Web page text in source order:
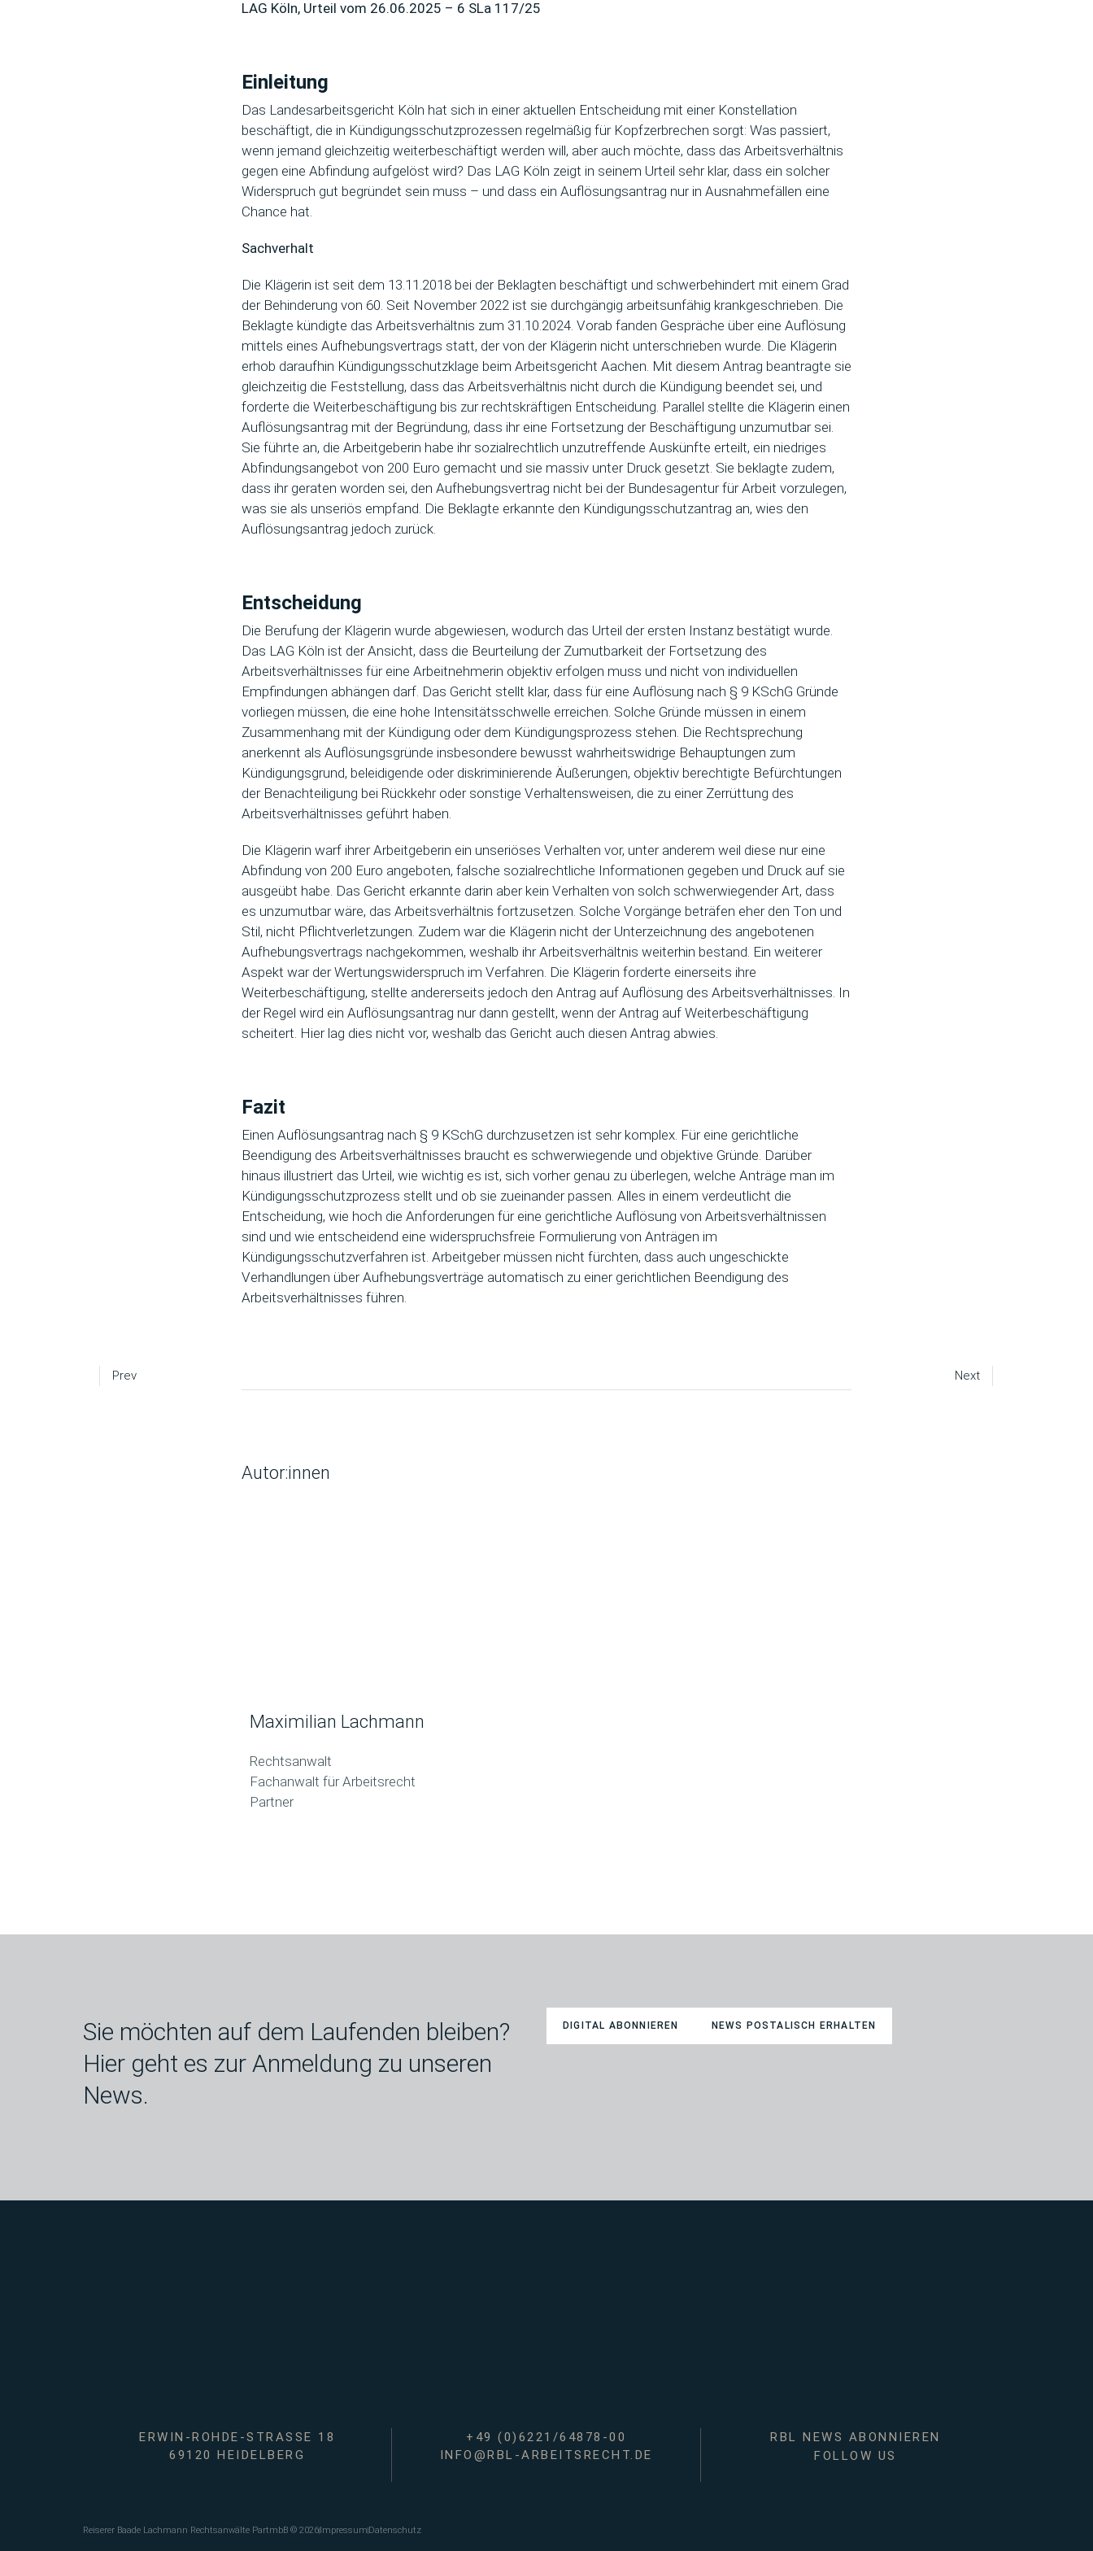
LAG Köln, Urteil vom 26.06.2025 – 6 SLa 117/25
Einleitung
Das Landesarbeitsgericht Köln hat sich in einer aktuellen Entscheidung mit einer Konstellation
beschäftigt, die in Kündigungsschutzprozessen regelmäßig für Kopfzerbrechen sorgt: Was passiert,
wenn jemand gleichzeitig weiterbeschäftigt werden will, aber auch möchte, dass das Arbeitsverhältnis
gegen eine Abfindung aufgelöst wird? Das LAG Köln zeigt in seinem Urteil sehr klar, dass ein solcher
Widerspruch gut begründet sein muss – und dass ein Auflösungsantrag nur in Ausnahmefällen eine
Chance hat.
Sachverhalt
Die Klägerin ist seit dem 13.11.2018 bei der Beklagten beschäftigt und schwerbehindert mit einem Grad
der Behinderung von 60. Seit November 2022 ist sie durchgängig arbeitsunfähig krankgeschrieben. Die
Beklagte kündigte das Arbeitsverhältnis zum 31.10.2024. Vorab fanden Gespräche über eine Auflösung
mittels eines Aufhebungsvertrags statt, der von der Klägerin nicht unterschrieben wurde. Die Klägerin
erhob daraufhin Kündigungsschutzklage beim Arbeitsgericht Aachen. Mit diesem Antrag beantragte sie
gleichzeitig die Feststellung, dass das Arbeitsverhältnis nicht durch die Kündigung beendet sei, und
forderte die Weiterbeschäftigung bis zur rechtskräftigen Entscheidung. Parallel stellte die Klägerin einen
Auflösungsantrag mit der Begründung, dass ihr eine Fortsetzung der Beschäftigung unzumutbar sei.
Sie führte an, die Arbeitgeberin habe ihr sozialrechtlich unzutreffende Auskünfte erteilt, ein niedriges
Abfindungsangebot von 200 Euro gemacht und sie massiv unter Druck gesetzt. Sie beklagte zudem,
dass ihr geraten worden sei, den Aufhebungsvertrag nicht bei der Bundesagentur für Arbeit vorzulegen,
was sie als unseriös empfand. Die Beklagte erkannte den Kündigungsschutzantrag an, wies den
Auflösungsantrag jedoch zurück.
Entscheidung
Die Berufung der Klägerin wurde abgewiesen, wodurch das Urteil der ersten Instanz bestätigt wurde.
Das LAG Köln ist der Ansicht, dass die Beurteilung der Zumutbarkeit der Fortsetzung des
Arbeitsverhältnisses für eine Arbeitnehmerin objektiv erfolgen muss und nicht von individuellen
Empfindungen abhängen darf. Das Gericht stellt klar, dass für eine Auflösung nach § 9 KSchG Gründe
vorliegen müssen, die eine hohe Intensitätsschwelle erreichen. Solche Gründe müssen in einem
Zusammenhang mit der Kündigung oder dem Kündigungsprozess stehen. Die Rechtsprechung
anerkennt als Auflösungsgründe insbesondere bewusst wahrheitswidrige Behauptungen zum
Kündigungsgrund, beleidigende oder diskriminierende Äußerungen, objektiv berechtigte Befürchtungen
der Benachteiligung bei Rückkehr oder sonstige Verhaltensweisen, die zu einer Zerrüttung des
Arbeitsverhältnisses geführt haben.
Die Klägerin warf ihrer Arbeitgeberin ein unseriöses Verhalten vor, unter anderem weil diese nur eine
Abfindung von 200 Euro angeboten, falsche sozialrechtliche Informationen gegeben und Druck auf sie
ausgeübt habe. Das Gericht erkannte darin aber kein Verhalten von solch schwerwiegender Art, dass
es unzumutbar wäre, das Arbeitsverhältnis fortzusetzen. Solche Vorgänge beträfen eher den Ton und
Stil, nicht Pflichtverletzungen. Zudem war die Klägerin nicht der Unterzeichnung des angebotenen
Aufhebungsvertrags nachgekommen, weshalb ihr Arbeitsverhältnis weiterhin bestand. Ein weiterer
Aspekt war der Wertungswiderspruch im Verfahren. Die Klägerin forderte einerseits ihre
Weiterbeschäftigung, stellte andererseits jedoch den Antrag auf Auflösung des Arbeitsverhältnisses. In
der Regel wird ein Auflösungsantrag nur dann gestellt, wenn der Antrag auf Weiterbeschäftigung
scheitert. Hier lag dies nicht vor, weshalb das Gericht auch diesen Antrag abwies.
Fazit
Einen Auflösungsantrag nach § 9 KSchG durchzusetzen ist sehr komplex. Für eine gerichtliche
Beendigung des Arbeitsverhältnisses braucht es schwerwiegende und objektive Gründe. Darüber
hinaus illustriert das Urteil, wie wichtig es ist, sich vorher genau zu überlegen, welche Anträge man im
Kündigungsschutzprozess stellt und ob sie zueinander passen. Alles in einem verdeutlicht die
Entscheidung, wie hoch die Anforderungen für eine gerichtliche Auflösung von Arbeitsverhältnissen
sind und wie entscheidend eine widerspruchsfreie Formulierung von Anträgen im
Kündigungsschutzverfahren ist. Arbeitgeber müssen nicht fürchten, dass auch ungeschickte
Verhandlungen über Aufhebungsverträge automatisch zu einer gerichtlichen Beendigung des
Arbeitsverhältnisses führen.
Prev Next
Autor:innen
Maximilian Lachmann
Rechtsanwalt
Fachanwalt für Arbeitsrecht
Partner
Sie möchten auf dem Laufenden bleiben?
Hier geht es zur Anmeldung zu unseren
News.
DIGITAL ABONNIEREN NEWS POSTALISCH ERHALTEN
ERWIN-ROHDE-STRASSE 18
69120 HEIDELBERG
+49 (0)6221/64878-00
INFO@RBL-ARBEITSRECHT.DE
RBL NEWS ABONNIEREN
FOLLOW US
Reiserer Baade Lachmann Rechtsanwälte PartmbB © 2026Impressum Datenschutz